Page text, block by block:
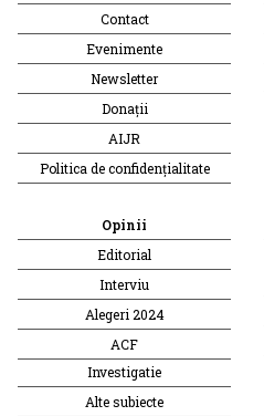
Contact
Evenimente
Newsletter
Donații
AIJR
Politica de confidențialitate
Opinii
Editorial
Interviu
Alegeri 2024
ACF
Investigatie
Alte subiecte